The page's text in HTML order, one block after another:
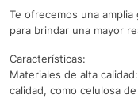
Te ofrecemos una
para brindar una mayor
Características:
Materiales de alta
calidad, como celulosa